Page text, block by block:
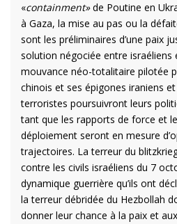
«containment»de Poutine en
à Gaza, la mise au pas ou la
sont les préliminaires d’une paix
solution négociée entre israéliens
mouvance néo-totalitaire pilotée
chinois et ses épigones iraniens
terroristes poursuivront leurs
tant que les rapports de force et
déploiement seront en mesure
trajectoires. La terreur du
contre les civils israéliens du 7
dynamique guerrière qu’ils ont
la terreur débridée du Hezbollah
donner leur chance à la paix et